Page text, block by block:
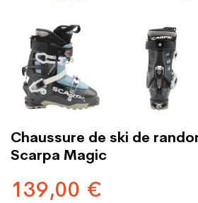
Chaussure de ski de
Scarpa Magic
139,00 €